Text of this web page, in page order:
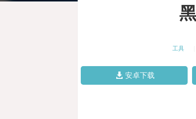
工具
安卓下载